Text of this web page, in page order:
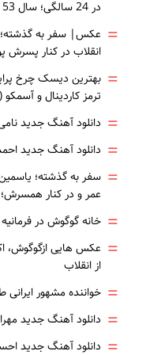
در 24 سالگی؛ سال 53
= عکس| سفر به گذشته؛
انقلاب در کنار پسرش
= بهترین دیسک چرخ
ترمز کاردینال و
= دانلود آهنگ جدید
= دانلود آهنگ جدید
= سفر به گذشته؛
عمر و در کنار همسرش؛
= خانه گوگوش در
= عکس هایی ازگوگوش،
از انقلاب
= خواننده مشهور
= دانلود آهنگ جدید
= دانلود آهنگ جدید